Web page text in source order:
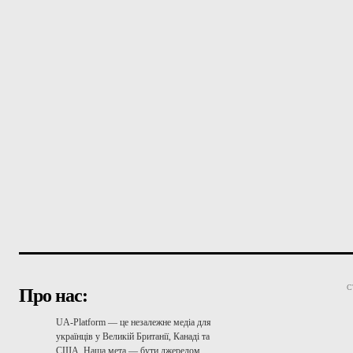
Про нас:
UA-Platform — це незалежне медіа для
українців у Великій Британії, Канаді та
США. Наша мета — бути джерелом